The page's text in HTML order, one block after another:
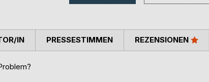
IN PRESSESTIMMEN REZENSIONEN